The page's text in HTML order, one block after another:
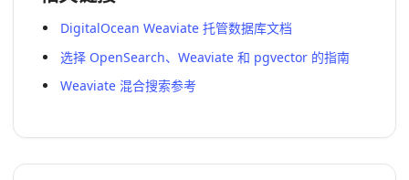
DigitalOcean Weaviate 托管数据库文档
选择 OpenSearch、Weaviate 和 pgvector 的指南
Weaviate 混合搜索参考